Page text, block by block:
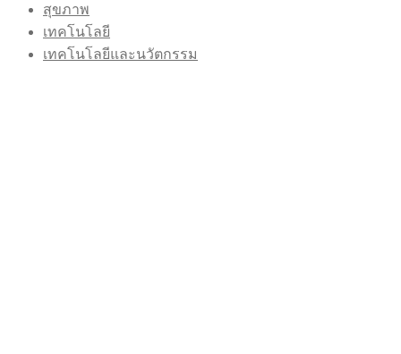
สุขภาพ
เทคโนโลยี
เทคโนโลยีและนวัตกรรม